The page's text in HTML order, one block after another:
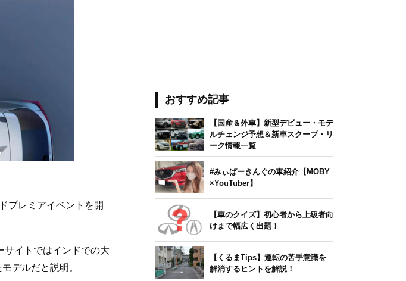
プレミアイベントを開
サイトではインドでの大
デルだと説明。
おすすめ記事
【国産＆外車】新型デビュー・モデ
ルチェンジ予想＆新車スクープ・リ
ーク情報一覧
#みぃぱーきんぐの車紹介【MOBY
×YouTuber】
【車のクイズ】初心者から上級者向
けまで幅広く出題！
【くるまTips】運転の苦手意識を
解消するヒントを解説！